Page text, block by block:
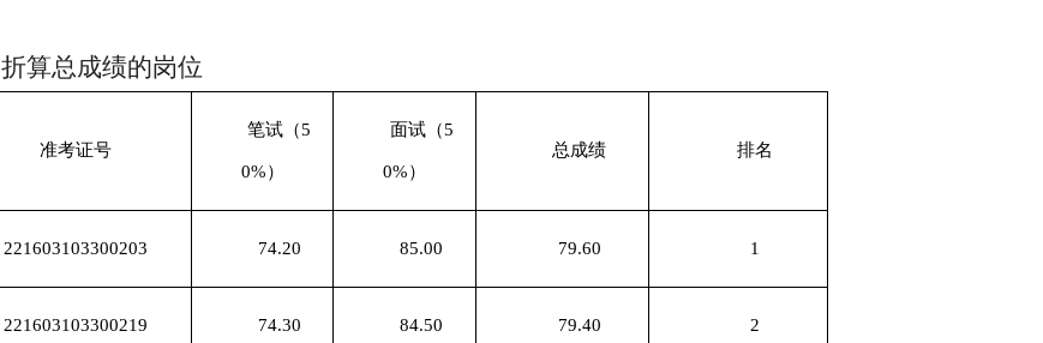
算总成绩的岗位
准考证号
笔试 （5
0%）
面试（5
0%）
总成绩 排名
221603103300203 74.20 85.00 79.60 1
221603103300219 74.30 84.50 79.40 2